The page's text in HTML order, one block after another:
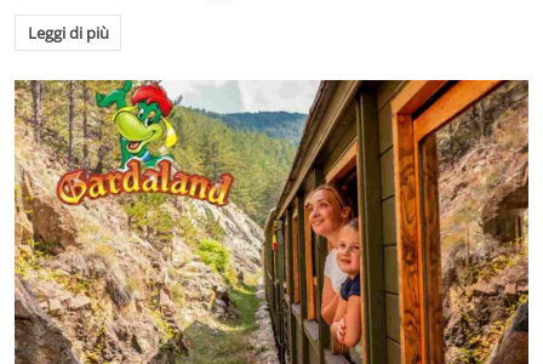
Leggi di più